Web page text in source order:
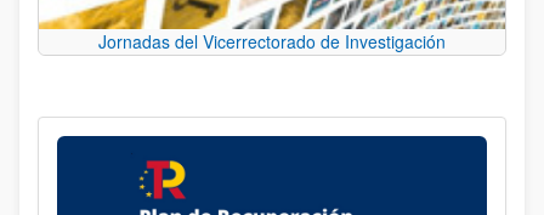
Jornadas del Vicerrectorado de Investigación